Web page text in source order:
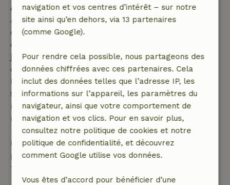
Annulation gratuite dans les 7 jours
Annulation gratuite dans les 7 jours suivant la
confirmation de ta réservation, à condition que la
demande de réservation ait été effectuée plus de 28
jours avant la date de début. Pour les réservations
dont la date de début est dans les 28 jours,
l'annulation gratuite s'applique dans les 24 heures.
Si tu annules dans le délai indiqué, tu as droit à un
remboursement intégral du montant de la
réservation.
Passé ce délai, tu recevras un remboursement
partiel du coût du séjour et un remboursement à
100 % de l'acompte :
navigation et vos centres d’intérêt – sur notre
site ainsi qu’en dehors, via 13 partenaires
(comme Google).
Pour rendre cela possible, nous partageons des
données chiffrées avec ces partenaires. Cela
inclut des données telles que l’adresse IP, les
informations sur l’appareil, les paramètres du
navigateur, ainsi que votre comportement de
navigation et vos clics. Pour en savoir plus,
consultez notre politique de cookies et notre
politique de confidentialité, et découvrez
comment Google utilise vos données.
Vous êtes d’accord pour bénéficier d’une